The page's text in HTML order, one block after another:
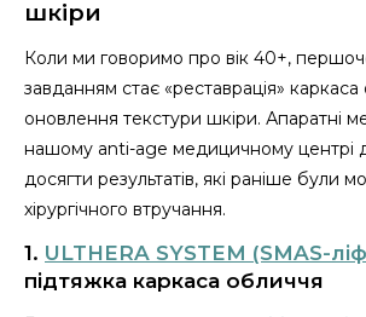
шкіри
Коли ми говоримо про вік 40+,
завданням стає «реставрація» каркаса
оновлення текстури шкіри. Апаратні
нашому anti-age медицичному центрі
досягти результатів, які раніше були
хірургічного втручання.
1. ULTHERA SYSTEM (SMAS-
підтяжка каркаса обличчя